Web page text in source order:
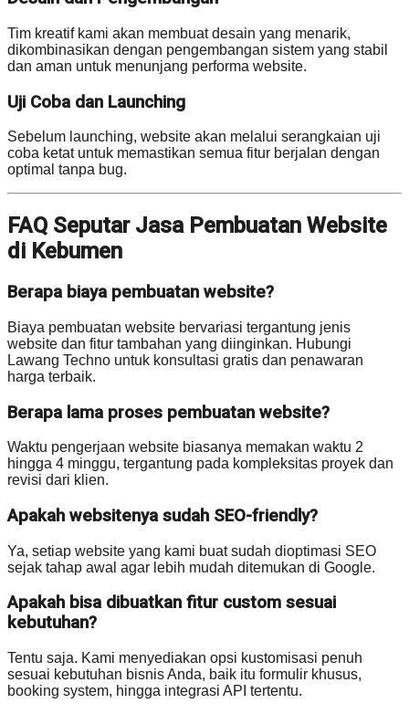
Tim kreatif kami akan membuat desain yang menarik,
dikombinasikan dengan pengembangan sistem yang stabil
dan aman untuk menunjang performa website.
Uji Coba dan Launching
Sebelum launching, website akan melalui serangkaian uji
coba ketat untuk memastikan semua fitur berjalan dengan
optimal tanpa bug.
FAQ Seputar Jasa Pembuatan Website
di Kebumen
Berapa biaya pembuatan website?
Biaya pembuatan website bervariasi tergantung jenis
website dan fitur tambahan yang diinginkan. Hubungi
Lawang Techno untuk konsultasi gratis dan penawaran
harga terbaik.
Berapa lama proses pembuatan website?
Waktu pengerjaan website biasanya memakan waktu 2
hingga 4 minggu, tergantung pada kompleksitas proyek dan
revisi dari klien.
Apakah websitenya sudah SEO-friendly?
Ya, setiap website yang kami buat sudah dioptimasi SEO
sejak tahap awal agar lebih mudah ditemukan di Google.
Apakah bisa dibuatkan fitur custom sesuai
kebutuhan?
Tentu saja. Kami menyediakan opsi kustomisasi penuh
sesuai kebutuhan bisnis Anda, baik itu formulir khusus,
booking system, hingga integrasi API tertentu.